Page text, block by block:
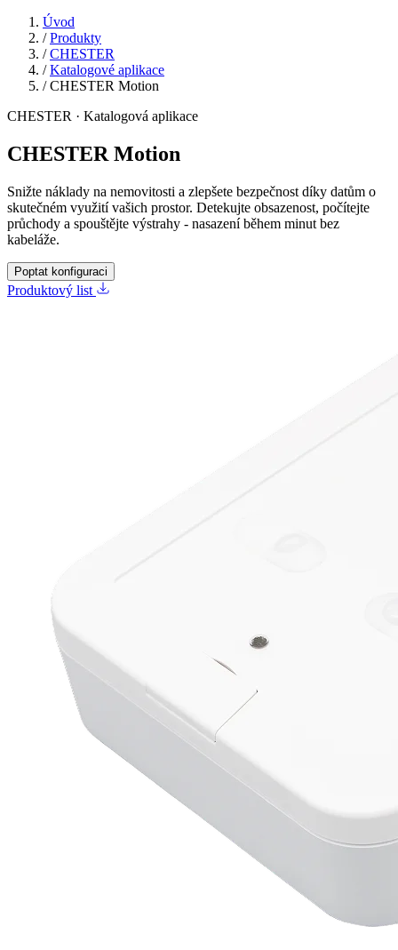
Úvod
/ Produkty
/ CHESTER
/ Katalogové aplikace
/ CHESTER Motion
CHESTER · Katalogová aplikace
CHESTER Motion
Snižte náklady na nemovitosti a zlepšete bezpečnost díky datům o
skutečném využití vašich prostor. Detekujte obsazenost, počítejte
průchody a spouštějte výstrahy - nasazení během minut bez
kabeláže.
Poptat konfiguraci
Produktový list